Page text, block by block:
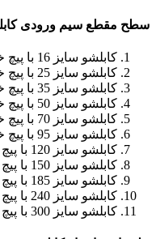
سطح مقطع سیم ورودی
کابلشو سایز 16 با پیچ خور 8
کابلشو سایز 25 با پیچ خور 8
کابلشو سایز 35 با پیچ خور 10
کابلشو سایز 50 با پیچ خور 10
کابلشو سایز 70 با پیچ خور 12
کابلشو سایز 95 با پیچ خور 12
کابلشو سایز 120 با پیچ خور 12
کابلشو سایز 150 با پیچ خور 12
کابلشو سایز 185 با پیچ خور 16
کابلشو سایز 240 با پیچ خور 16
کابلشو سایز 300 با پیچ خور 20